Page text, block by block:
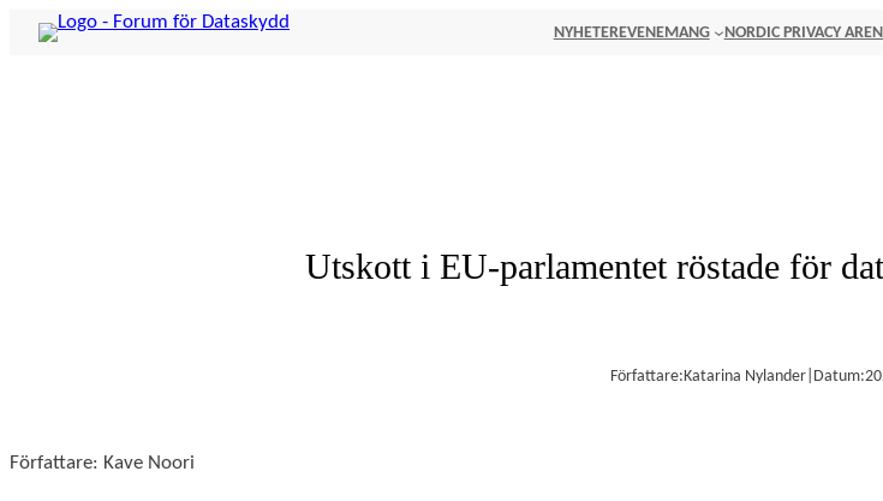
Hoppa
NYHETEREVENEMANG NORDIC PRIVACY
Utskott i EU-parlamentet röstade för
Författare: Katarina Nylander Datum:
Författare: Kave Noori